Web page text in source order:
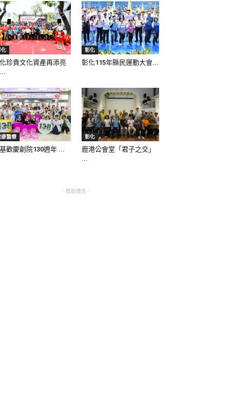
珍貴文化資產再添亮
彰化
彰化115年縣民運動大會...
醫療
歡慶創院130週年 ...
彰化
鹿港公會堂「君子之交」
...
- 贊助廣告 -